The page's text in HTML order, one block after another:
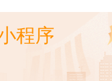
程序